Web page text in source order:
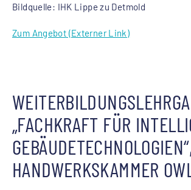
Bildquelle: IHK Lippe zu Detmold
Zum Angebot (Externer Link)
„FACHKRAFT FÜR
HANDWERKSKAMMER